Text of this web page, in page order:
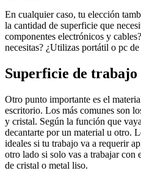
En cualquier caso, tu elección
la cantidad de superficie que
componentes electrónicos y
necesitas? ¿Utilizas portátil o pc de
Superficie de trabajo
Otro punto importante es el
escritorio. Los más comunes son
y cristal. Según la función que
decantarte por un material u otro.
ideales si tu trabajo va a requerir
otro lado si solo vas a trabajar con
de cristal o metal liso.